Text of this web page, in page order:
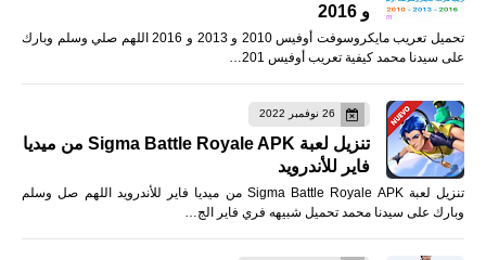
و 2016
تحميل تعريب مايكروسوفت أوفيس 2010 و 2013 و 2016 اللهم صلي وسلم وبارك
على سيدنا محمد كيفية تعريب أوفيس 201…
26 نوفمبر 2022
تنزيل لعبة Sigma Battle Royale APK من ميديا
فاير للأندرويد
تنزيل لعبة Sigma Battle Royale APK من ميديا فاير للأندرويد اللهم صل وسلم
وبارك على سيدنا محمد تحميل شبيهه فري فاير الج…